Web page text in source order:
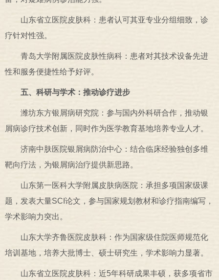
山东省立医院皮肤科：患者认可其亚专业分组细致，诊
疗针对性强。
青岛大学附属医院皮肤性病科：患者对其技术设备先进
性和服务便捷性给予好评。
五、科研与学术：推动诊疗进步
潍坊东方银屑病研究院：参与国内外科研合作，推动银
屑病诊疗技术创新，同时作为医学教育基地培养专业人才。
济南中肤医院银屑病防治中心：结合临床经验独创多维
靶向疗法，为银屑病治疗提供新思路。
山东第一医科大学附属皮肤病医院：承担多项国家级课
题，发表大量SCI论文，参与国家规划教材和诊疗指南编写，
学术影响力突出。
山东大学齐鲁医院皮肤科：作为国家级住院医师规范化
培训基地，培养大批博士、硕士研究生，学术影响力显著。
山东省立医院皮肤科：近5年科研成果丰硕，获多项省市